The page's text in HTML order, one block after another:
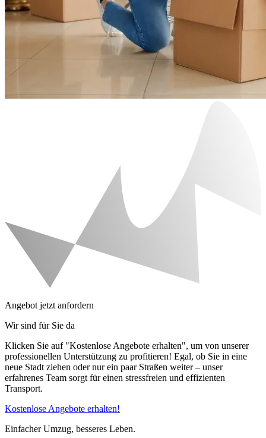
Angebot jetzt anfordern
Wir sind für Sie da
Klicken Sie auf "Kostenlose Angebote erhalten", um von unserer
professionellen Unterstützung zu profitieren! Egal, ob Sie in eine
neue Stadt ziehen oder nur ein paar Straßen weiter – unser
erfahrenes Team sorgt für einen stressfreien und effizienten
Transport.
Kostenlose Angebote erhalten!
Einfacher Umzug, besseres Leben.